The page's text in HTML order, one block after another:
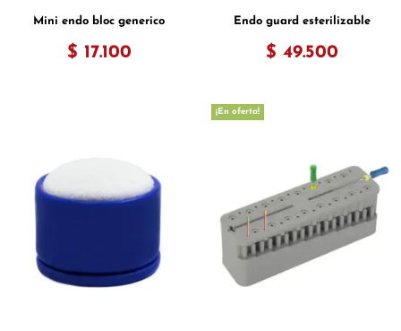
Mini endo bloc generico
$ 17.100
Endo guard esterilizable
$ 49.500
¡En oferta!